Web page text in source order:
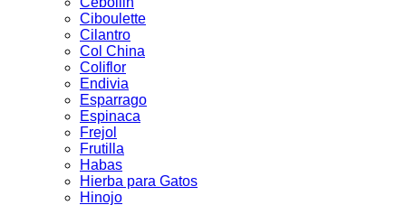
Ciboulette
Cilantro
Col China
Coliflor
Endivia
Esparrago
Espinaca
Frejol
Frutilla
Habas
Hierba para Gatos
Hinojo